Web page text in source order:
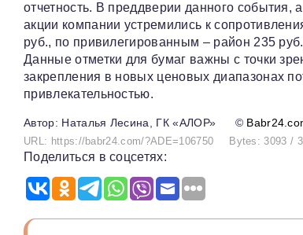
отчетность. В преддверии данного
акции компании устремились к
руб., по привилегированным – район 235
Данные отметки для бумаг важны с точки
закрепления в новых ценовых диапазонах
привлекательностью.
Наталья Лесина, ГК «АЛОР» ©
URL: https://babr24.com/?ADE=106750 Bytes: 3093 /
Поделиться в соцсетях: